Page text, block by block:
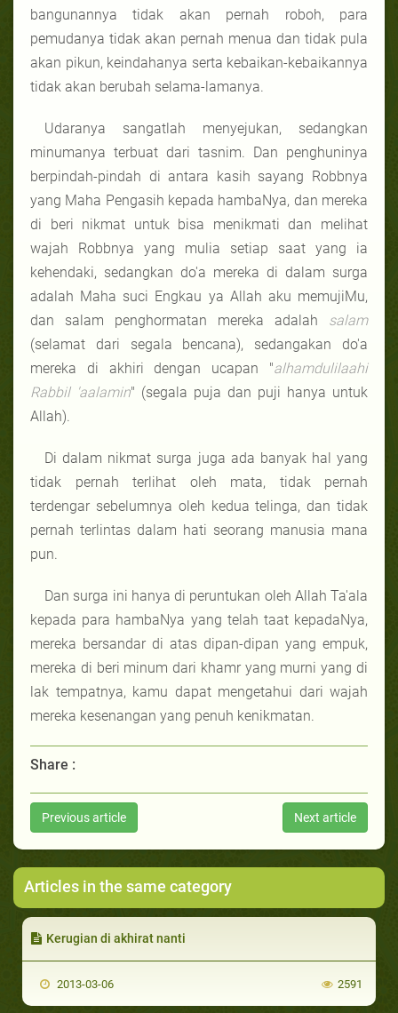
bangunannya tidak akan pernah roboh, para
pemudanya tidak akan pernah menua dan tidak pula
akan pikun, keindahanya serta kebaikan-kebaikannya
tidak akan berubah selama-lamanya.
Udaranya sangatlah menyejukan, sedangkan
minumanya terbuat dari tasnim. Dan penghuninya
berpindah-pindah di antara kasih sayang Robbnya
yang Maha Pengasih kepada hambaNya, dan mereka
di beri nikmat untuk bisa menikmati dan melihat
wajah Robbnya yang mulia setiap saat yang ia
kehendaki, sedangkan do'a mereka di dalam surga
adalah Maha suci Engkau ya Allah aku memujiMu,
dan salam penghormatan mereka adalah salam
(selamat dari segala bencana), sedangakan do'a
mereka di akhiri dengan ucapan "alhamdulilaahi
Rabbil 'aalamin" (segala puja dan puji hanya untuk
Allah).
Di dalam nikmat surga juga ada banyak hal yang
tidak pernah terlihat oleh mata, tidak pernah
terdengar sebelumnya oleh kedua telinga, dan tidak
pernah terlintas dalam hati seorang manusia mana
pun.
Dan surga ini hanya di peruntukan oleh Allah Ta'ala
kepada para hambaNya yang telah taat kepadaNya,
mereka bersandar di atas dipan-dipan yang empuk,
mereka di beri minum dari khamr yang murni yang di
lak tempatnya, kamu dapat mengetahui dari wajah
mereka kesenangan yang penuh kenikmatan.
Share :
Previous article Next article
Articles in the same category
Kerugian di akhirat nanti
2013-03-06 2591